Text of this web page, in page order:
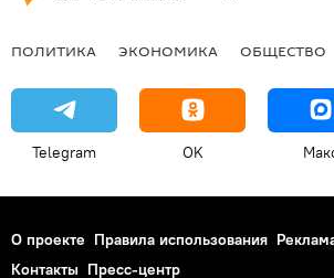
ПОЛИТИКА ЭКОНОМИКА ОБЩЕСТВО
Telegram OK
О проекте Правила использования
Контакты Пресс-центр